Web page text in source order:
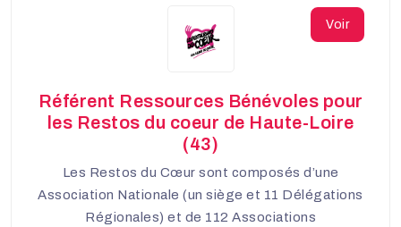
Voir
Référent Ressources Bénévoles pour
les Restos du coeur de Haute-Loire
(43)
Les Restos du Cœur sont composés d’une
Association Nationale (un siège et 11 Délégations
Régionales) et de 112 Associations